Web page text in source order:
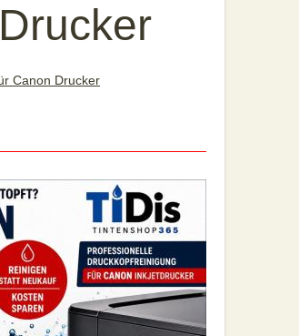
Canon Drucker